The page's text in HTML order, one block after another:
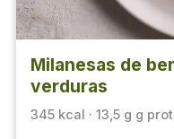
Milanesas de
verduras
345 kcal · 13,5 g g